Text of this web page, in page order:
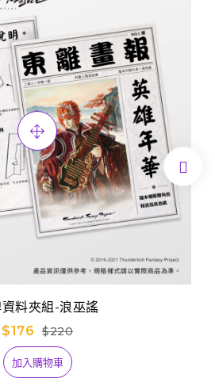
資料夾組-浪巫謠
$176
$220
加入購物車
